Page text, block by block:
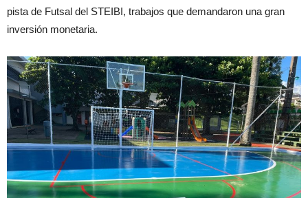
pista de Futsal del STEIBI, trabajos que demandaron una gran
inversión monetaria.